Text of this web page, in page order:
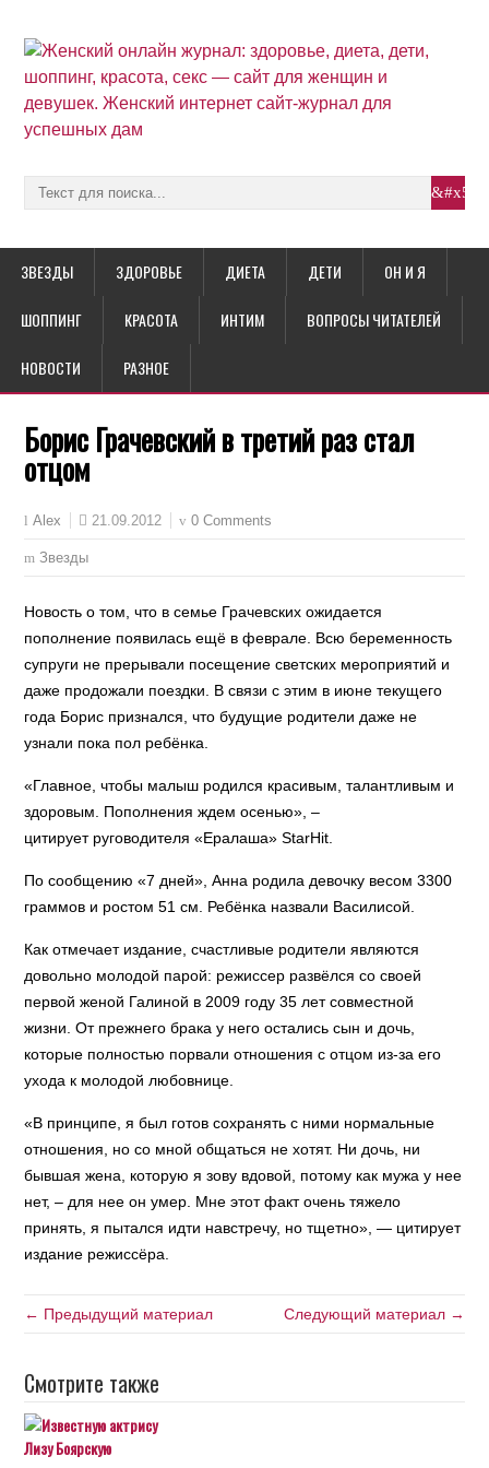
ЗВЕЗДЫ ЗДОРОВЬЕ ДИЕТА ДЕТИ ОН И Я
ШОППИНГ КРАСОТА ИНТИМ ВОПРОСЫ ЧИТАТЕЛЕЙ
НОВОСТИ РАЗНОЕ
Борис Грачевский в третий раз стал
отцом
Alex 21.09.2012 0 Comments
Звезды
Новость о том, что в семье Грачевских ожидается
пополнение появилась ещё в феврале. Всю беременность
супруги не прерывали посещение светских мероприятий и
даже продожали поездки. В связи с этим в июне текущего
года Борис признался, что будущие родители даже не
узнали пока пол ребёнка.
«Главное, чтобы малыш родился красивым, талантливым и
здоровым. Пополнения ждем осенью», –
цитирует руговодителя «Ералаша» StarHit.
По сообщению «7 дней», Анна родила девочку весом 3300
граммов и ростом 51 см. Ребёнка назвали Василисой.
Как отмечает издание, счастливые родители являются
довольно молодой парой: режиссер развёлся со своей
первой женой Галиной в 2009 году 35 лет совместной
жизни. От прежнего брака у него остались сын и дочь,
которые полностью порвали отношения с отцом из-за его
ухода к молодой любовнице.
«В принципе, я был готов сохранять с ними нормальные
отношения, но со мной общаться не хотят. Ни дочь, ни
бывшая жена, которую я зову вдовой, потому как мужа у нее
нет, – для нее он умер. Мне этот факт очень тяжело
принять, я пытался идти навстречу, но тщетно», — цитирует
издание режиссёра.
← Предыдущий материал Следующий материал →
Смотрите также